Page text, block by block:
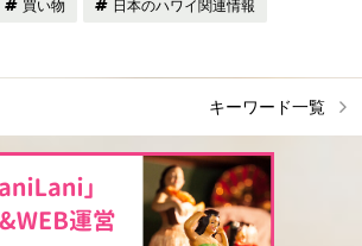
買い物 日本のハワイ関連情報
キーワード一覧